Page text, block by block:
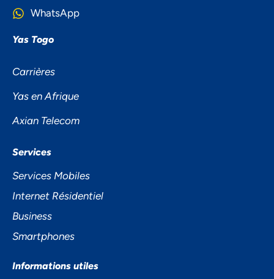
WhatsApp
Yas Togo
Carrières
Yas en Afrique
Axian Telecom
Services
Services Mobiles
Internet Résidentiel
Business
Smartphones
Informations utiles
NOUS ACCORDONS DE
L'IMPORTANCE À VOTRE VIE
PRIVÉE